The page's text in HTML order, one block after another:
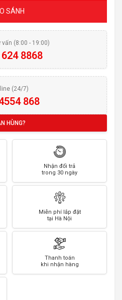
SÁNH
(8:00 - 19:00)
8868
(24/7)
868
HÙNG?
Nhận đổi trả
trong 30 ngày
Miễn phí lắp đặt
tại Hà Nội
Thanh toán
khi nhận hàng